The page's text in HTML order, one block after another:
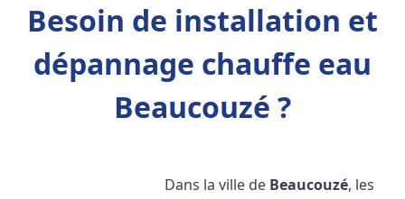
Besoin de installation et
dépannage chauffe eau
Beaucouzé ?
Dans la ville de Beaucouzé, les